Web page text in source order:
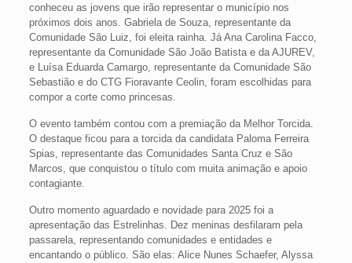
conheceu as jovens que irão representar o município nos
próximos dois anos. Gabriela de Souza, representante da
Comunidade São Luiz, foi eleita rainha. Já Ana Carolina Facco,
representante da Comunidade São João Batista e da AJUREV,
e Luísa Eduarda Camargo, representante da Comunidade São
Sebastião e do CTG Fioravante Ceolin, foram escolhidas para
compor a corte como princesas.
O evento também contou com a premiação da Melhor Torcida.
O destaque ficou para a torcida da candidata Paloma Ferreira
Spias, representante das Comunidades Santa Cruz e São
Marcos, que conquistou o título com muita animação e apoio
contagiante.
Outro momento aguardado e novidade para 2025 foi a
apresentação das Estrelinhas. Dez meninas desfilaram pela
passarela, representando comunidades e entidades e
encantando o público. São elas: Alice Nunes Schaefer, Alyssa